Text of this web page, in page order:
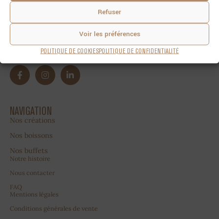
Refuser
Voir les préférences
POLITIQUE DE COOKIESPOLITIQUE DE CONFIDENTIALITÉ
NAVIGATION
Nos créations
Nos boissons
Nos buffets
Notre histoire
Nous contacter
FAQ
Mentions légales
Conditions générales de vente